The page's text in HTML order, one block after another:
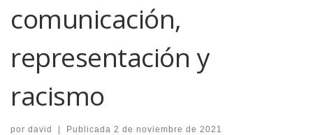
comunicación,
representación y
racismo
por david | Publicada 2 de noviembre de 2021